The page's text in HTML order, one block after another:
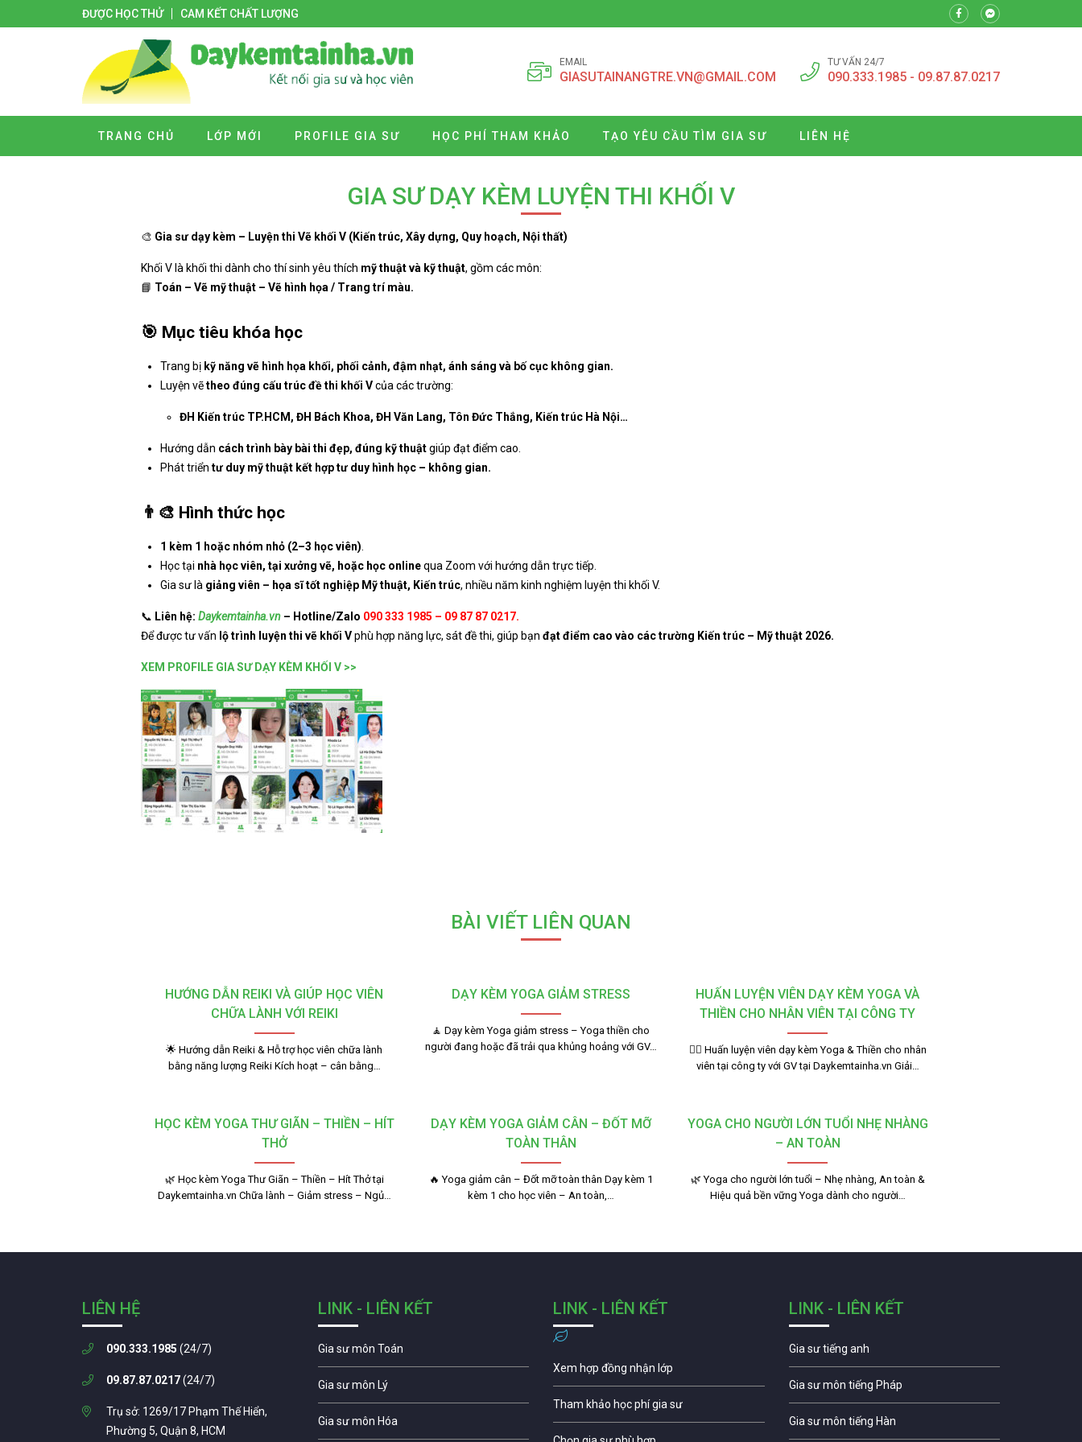
ĐƯỢC HỌC THỬ CAM KẾT CHẤT LƯỢNG
EMAIL
GIASUTAINANGTRE.VN@GMAIL.COM
TƯ VẤN 24/7
090.333.1985 - 09.87.87.0217
TRANG CHỦ LỚP MỚI PROFILE GIA SƯ HỌC PHÍ THAM KHẢO TẠO YÊU CẦU TÌM GIA SƯ LIÊN HỆ
GIA SƯ DẠY KÈM LUYỆN THI KHỐI V
🎨 Gia sư dạy kèm – Luyện thi Vẽ khối V (Kiến trúc, Xây dựng, Quy hoạch, Nội thất)
Khối V là khối thi dành cho thí sinh yêu thích mỹ thuật và kỹ thuật, gồm các môn:
📘 Toán – Vẽ mỹ thuật – Vẽ hình họa / Trang trí màu.
🎯 Mục tiêu khóa học
Trang bị kỹ năng vẽ hình họa khối, phối cảnh, đậm nhạt, ánh sáng và bố cục không gian.
Luyện vẽtheo đúng cấu trúc đề thi khối Vcủa các trường:
ĐH Kiến trúc TP.HCM, ĐH Bách Khoa, ĐH Văn Lang, Tôn Đức Thắng, Kiến trúc Hà Nội…
Hướng dẫn cách trình bày bài thi đẹp, đúng kỹ thuậtgiúp đạt điểm cao.
Phát triển tư duy mỹ thuật kết hợp tư duy hình học – không gian.
👨‍🎨 Hình thức học
1 kèm 1 hoặc nhóm nhỏ (2–3 học viên)
Học tại nhà học viên, tại xưởng vẽ, hoặc học onlinequa Zoom với hướng dẫn trực tiếp.
Gia sư là giảng viên – họa sĩ tốt nghiệp Mỹ thuật, Kiến trúc, nhiều năm kinh nghiệm luyện thi khối V.
📞 Liên hệ: Daykemtainha.vn – Hotline/Zalo 090 333 1985 – 09 87 87 0217.
Để được tư vấn lộ trình luyện thi vẽ khối Vphù hợp năng lực, sát đề thi, giúp bạn đạt điểm cao vào các trường Kiến trúc – Mỹ thuật 2026.
XEM PROFILE GIA SƯ DẠY KÈM KHỐI V >>
BÀI VIẾT LIÊN QUAN
HƯỚNG DẪN REIKI VÀ GIÚP HỌC VIÊN
CHỮA LÀNH VỚI REIKI
🌟 Hướng dẫn Reiki & Hỗ trợ học viên chữa lành
bằng năng lượng Reiki Kích hoạt – cân bằng…
DẠY KÈM YOGA GIẢM STRESS
🧘 Dạy kèm Yoga giảm stress – Yoga thiền cho
người đang hoặc đã trải qua khủng hoảng với GV…
HUẤN LUYỆN VIÊN DẠY KÈM YOGA VÀ
THIỀN CHO NHÂN VIÊN TẠI CÔNG TY
🧘‍♂️ Huấn luyện viên dạy kèm Yoga & Thiền cho nhân
viên tại công ty với GV tại Daykemtainha.vn Giải…
HỌC KÈM YOGA THƯ GIÃN – THIỀN – HÍT
THỞ
🌿 Học kèm Yoga Thư Giãn – Thiền – Hít Thở tại
Daykemtainha.vn Chữa lành – Giảm stress – Ngủ…
DẠY KÈM YOGA GIẢM CÂN – ĐỐT MỠ
TOÀN THÂN
🔥 Yoga giảm cân – Đốt mỡ toàn thân Dạy kèm 1
kèm 1 cho học viên – An toàn,…
YOGA CHO NGƯỜI LỚN TUỔI NHẸ NHÀNG
– AN TOÀN
🌿 Yoga cho người lớn tuổi – Nhẹ nhàng, An toàn &
Hiệu quả bền vững Yoga dành cho người…
LIÊN HỆ
090.333.1985 (24/7)
09.87.87.0217(24/7)
Trụ sở: 1269/17 Phạm Thế Hiển,
Phường 5, Quận 8, HCM
LINK - LIÊN KẾT
Gia sư môn Toán
Gia sư môn Lý
Gia sư môn Hóa
LINK - LIÊN KẾT
Xem hợp đồng nhận lớp
Tham khảo học phí gia sư
LINK - LIÊN KẾT
Gia sư tiếng anh
Gia sư môn tiếng Pháp
Gia sư môn tiếng Hàn